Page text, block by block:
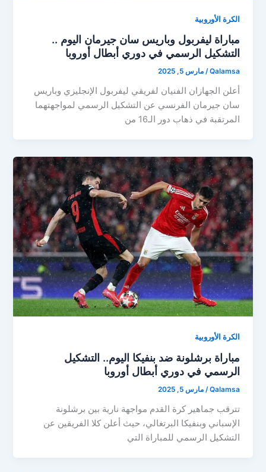
الكرة الأوروبية
مباراة ليفربول وباريس سان جيرمان اليوم ..
التشكيل الرسمي في دوري أبطال أوروبا
Qalamsa
/مارس 5, 2025
أعلن الجهازان الفنيان لفريقي ليفربول الإنجليزي وباريس
سان جيرمان الفرنسي عن التشكيل الرسمي لمواجهتهما
المرتقبة في ذهاب دور الـ16 من
الكرة الأوروبية
مباراة برشلونة ضد بنفيكا اليوم.. التشكيل
الرسمي في دوري أبطال أوروبا
Qalamsa
/مارس 5, 2025
تترقب جماهير كرة القدم مواجهة نارية بين برشلونة
الإسباني وبنفيكا البرتغالي، حيث أعلن كلا الفريقين عن
التشكيل الرسمي للمباراة التي